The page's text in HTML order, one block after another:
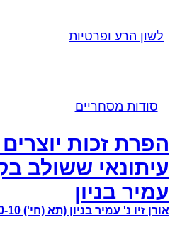
לשון הרע ופרטיות
סודות מסחריים
הפרת זכות
עיתונאי ששולב
עמיר בניון
אורן זיו נ' עמיר בניון (תא (חי') 9916-10-10)